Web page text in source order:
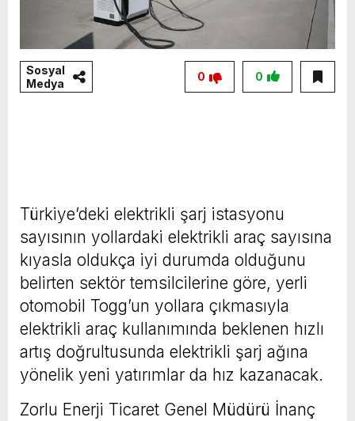
Sosyal
Medya
0
0
Türkiye’deki elektrikli şarj istasyonu
sayısının yollardaki elektrikli araç sayısına
kıyasla oldukça iyi durumda olduğunu
belirten sektör temsilcilerine göre, yerli
otomobil Togg’un yollara çıkmasıyla
elektrikli araç kullanımında beklenen hızlı
artış doğrultusunda elektrikli şarj ağına
yönelik yeni yatırımlar da hız kazanacak.
Zorlu Enerji Ticaret Genel Müdürü İnanç